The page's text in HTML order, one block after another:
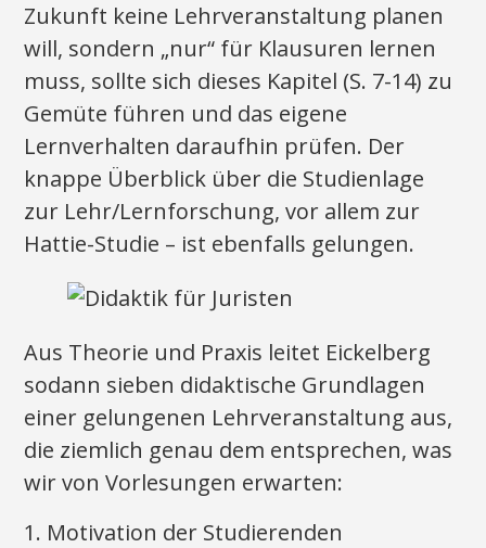
Zukunft keine Lehrveranstaltung planen
will, sondern „nur“ für Klausuren lernen
muss, sollte sich dieses Kapitel (S. 7-14) zu
Gemüte führen und das eigene
Lernverhalten daraufhin prüfen. Der
knappe Überblick über die Studienlage
zur Lehr/Lernforschung, vor allem zur
Hattie-Studie – ist ebenfalls gelungen.
Aus Theorie und Praxis leitet Eickelberg
sodann sieben didaktische Grundlagen
einer gelungenen Lehrveranstaltung aus,
die ziemlich genau dem entsprechen, was
wir von Vorlesungen erwarten:
1. Motivation der Studierenden